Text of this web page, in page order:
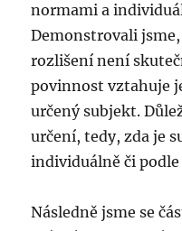
normami a
Demonstrovali
rozlišení není
povinnost vztahuje
určený subjekt.
určení, tedy, zda je
individuálně či
Následně jsme se